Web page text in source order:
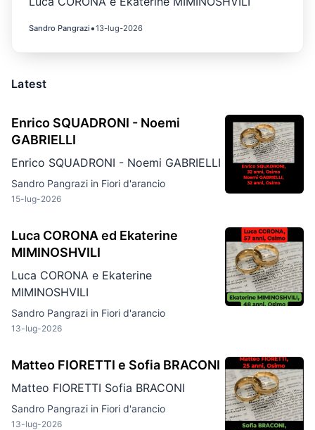
Sandro Pangrazi•13-lug-2026
Latest
Enrico SQUADRONI - Noemi
GABRIELLI
Enrico SQUADRONI - Noemi GABRIELLI
Sandro Pangrazi in Fiori d'arancio
15-lug-2026
Luca CORONA ed Ekaterine
MIMINOSHVILI
Luca CORONA e Ekaterine
MIMINOSHVILI
Sandro Pangrazi in Fiori d'arancio
13-lug-2026
Matteo FIORETTI e Sofia BRACONI
Matteo FIORETTI Sofia BRACONI
Sandro Pangrazi in Fiori d'arancio
13-lug-2026